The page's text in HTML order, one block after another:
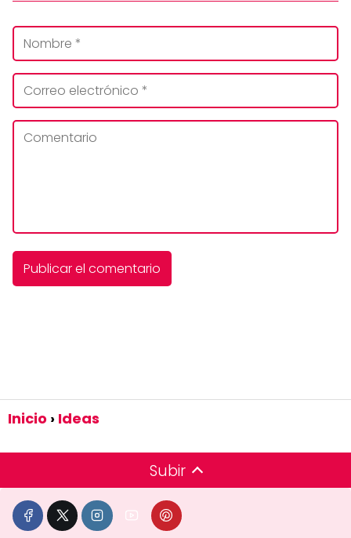
Inicio Ideas
Subir